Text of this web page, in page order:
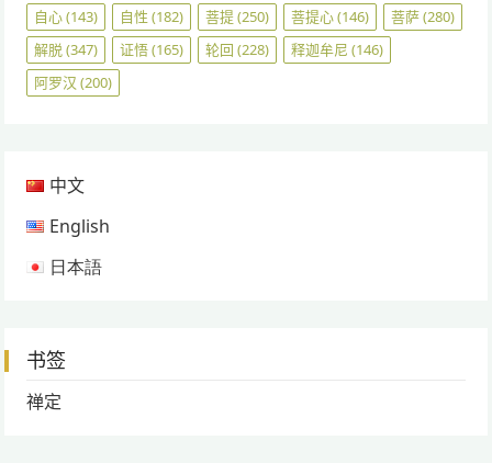
自心(143) 自性 (182) 菩提(250) 菩提心(146) 菩萨(280)
解脱(347) 证悟(165) 轮回 (228) 释迦牟尼 (146)
阿罗汉 (200)
中文
English
日本語
书签
禅定